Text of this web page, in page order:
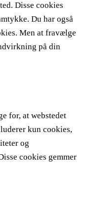
Disse cookies
Du har også
Men at fravælge
på din
for, at webstedet
kun cookies,
og
cookies gemmer